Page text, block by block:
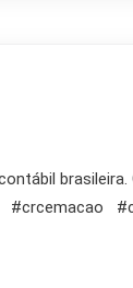
#crcemacao